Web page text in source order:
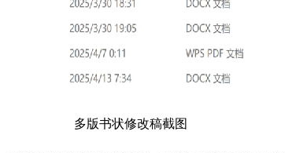
多版书状修改稿截图